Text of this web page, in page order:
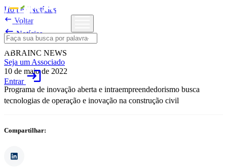
Seja um Associado
Entrarlogin
Home/Notícias
 Voltar
Notícias
ABRAINC NEWS
10 de maio de 2022
Programa de inovação aberta e intraempreendedorismo busca
tecnologias de operação e inovação na construção civil
Compartilhar: